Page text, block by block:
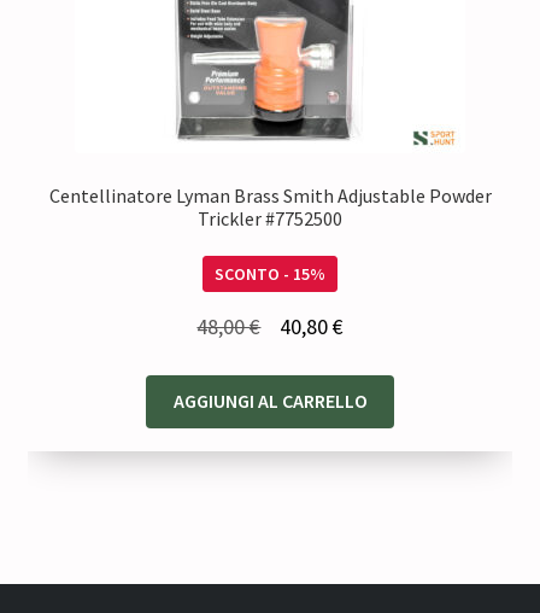
Centellinatore Lyman Brass Smith Adjustable Powder
Trickler #7752500
SCONTO - 15%
48,00€
originale
era:
40,80€Il
attuale
è:
AGGIUNGI AL CARRELLO